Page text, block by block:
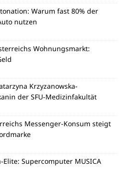
Warum fast 80% der
nutzen
Wohnungsmarkt:
Krzyzanowska-
der SFU-Medizinfakultät
Messenger-Konsum steigt
Supercomputer MUSICA